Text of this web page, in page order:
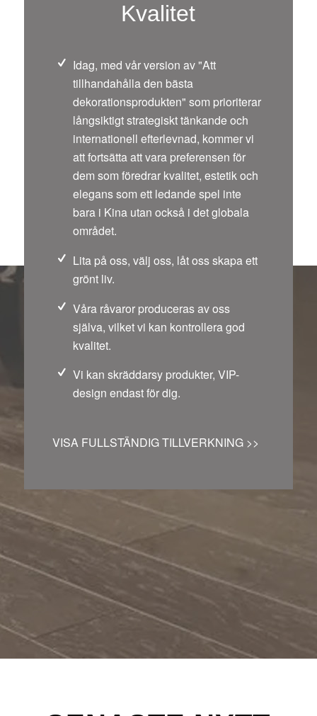
Kvalitet
Idag, med vår version av "Att
tillhandahålla den bästa
dekorationsprodukten" som prioriterar
långsiktigt strategiskt tänkande och
internationell efterlevnad, kommer vi
att fortsätta att vara preferensen för
dem som föredrar kvalitet, estetik och
elegans som ett ledande spel inte
bara i Kina utan också i det globala
området.
Lita på oss, välj oss, låt oss skapa ett
grönt liv.
Våra råvaror produceras av oss
själva, vilket vi kan kontrollera god
kvalitet.
Vi kan skräddarsy produkter, VIP-
design endast för dig.
VISA FULLSTÄNDIG TILLVERKNING >>